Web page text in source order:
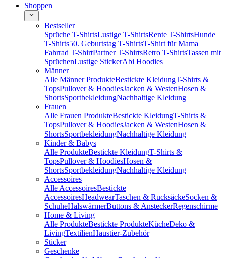
Shoppen
Bestseller
Sprüche T-ShirtsLustige T-ShirtsRente T-ShirtsHunde
T-Shirts50. Geburtstag T-ShirtsT-Shirt für Mama
Fahrrad T-ShirtPartner T-ShirtsRetro T-ShirtsTassen mit
SprüchenLustige StickerAbi Hoodies
Männer
Alle Männer ProdukteBestickte KleidungT-Shirts &
TopsPullover & HoodiesJacken & WestenHosen &
ShortsSportbekleidungNachhaltige Kleidung
Frauen
Alle Frauen ProdukteBestickte KleidungT-Shirts &
TopsPullover & HoodiesJacken & WestenHosen &
ShortsSportbekleidungNachhaltige Kleidung
Kinder & Babys
Alle ProdukteBestickte KleidungT-Shirts &
TopsPullover & HoodiesHosen &
ShortsSportbekleidungNachhaltige Kleidung
Accessoires
Alle AccessoiresBestickte
AccessoiresHeadwearTaschen & RucksäckeSocken &
SchuheHalswärmerButtons & AnsteckerRegenschirme
Home & Living
Alle ProdukteBestickte ProdukteKücheDeko &
LivingTextilienHaustier-Zubehör
Sticker
Geschenke